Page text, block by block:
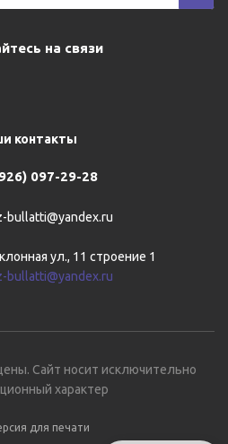
на связи
контакты
097-29-28
bullatti@yandex.ru
ул., 11 строение 1
bullatti@yandex.ru
Сайт носит исключительно
характер
для печати